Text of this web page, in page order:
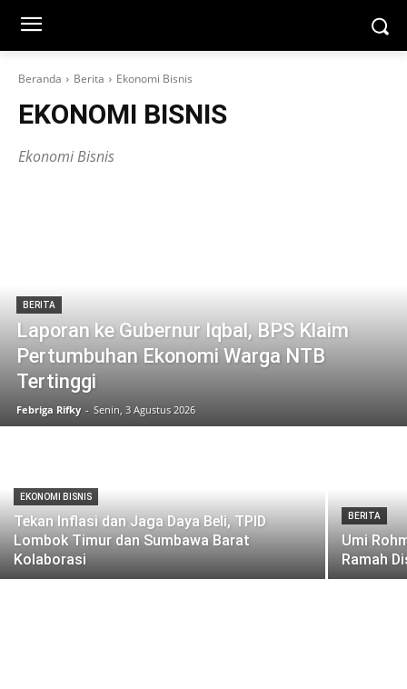
Beranda Berita Ekonomi Bisnis
EKONOMI BISNIS
Ekonomi Bisnis
BERITA
Laporan ke Gubernur Iqbal, BPS Klaim
Pertumbuhan Ekonomi Warga NTB
Tertinggi
Febriga Rifky - Senin, 3 Agustus 2026
EKONOMI BISNIS
Tekan Inflasi dan Jaga Daya Beli, TPID
Lombok Timur dan Sumbawa Barat
Kolaborasi
BERITA
Umi
Ramah